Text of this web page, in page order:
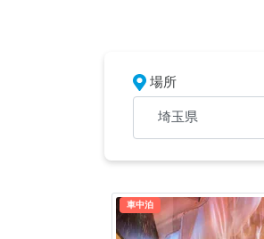
場所
埼玉県
車中泊